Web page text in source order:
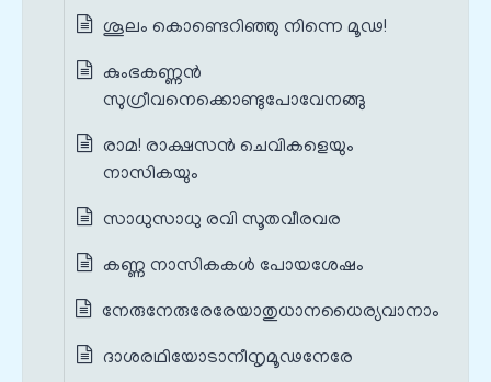
ശൂലം കൊണ്ടെറിഞ്ഞു നിന്നെ മൂഢ!
കുംഭകണ്ണൻ
സുഗ്രീവനെക്കൊണ്ടുപോവേനങ്ങു
രാമ! രാക്ഷസൻ ചെവികളെയും
നാസികയും
സാധുസാധു രവി സൂതവീരവര
കണ്ണ നാസികകൾ പോയശേഷം
നേരുനേരുരേരേയാതുധാനധൈര്യവാനാം
ദാശരഥിയോടാനീനൃമൂഢനേരേ